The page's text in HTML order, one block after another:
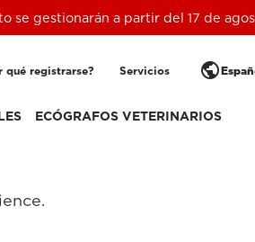
se gestionarán a partir del 17 de
qué registrarse? Servicios public
ECÓGRAFOS VETERINARIOS